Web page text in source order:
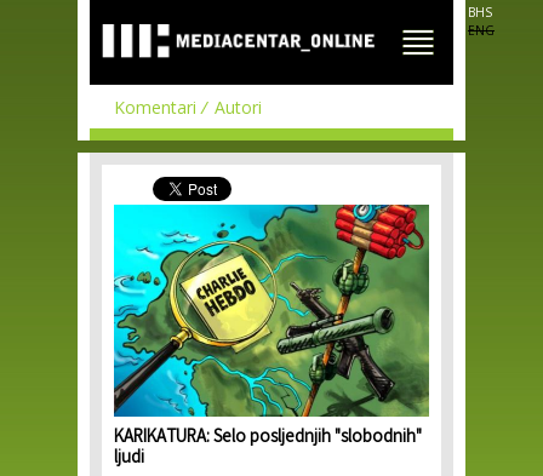
main
content
BHS
ENG
Komentari Autori
KARIKATURA: Selo posljednjih "slobodnih"
ljudi